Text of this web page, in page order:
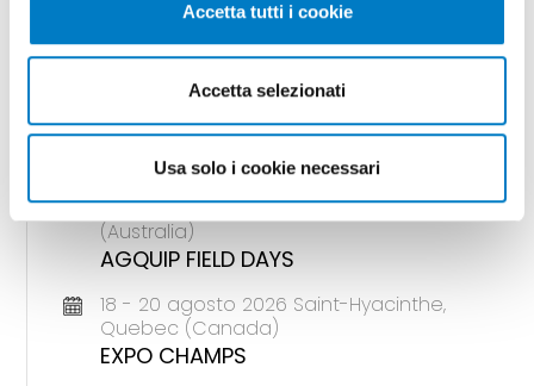
Accetta tutti i cookie
Accetta selezionati
Usa solo i cookie necessari
GLI APPUNTAMENTI
della meccanizzazione
18 - 20 agosto 2026 Gunnedah, Nsw
(Australia)
AGQUIP FIELD DAYS
18 - 20 agosto 2026 Saint-Hyacinthe,
Quebec (Canada)
EXPO CHAMPS